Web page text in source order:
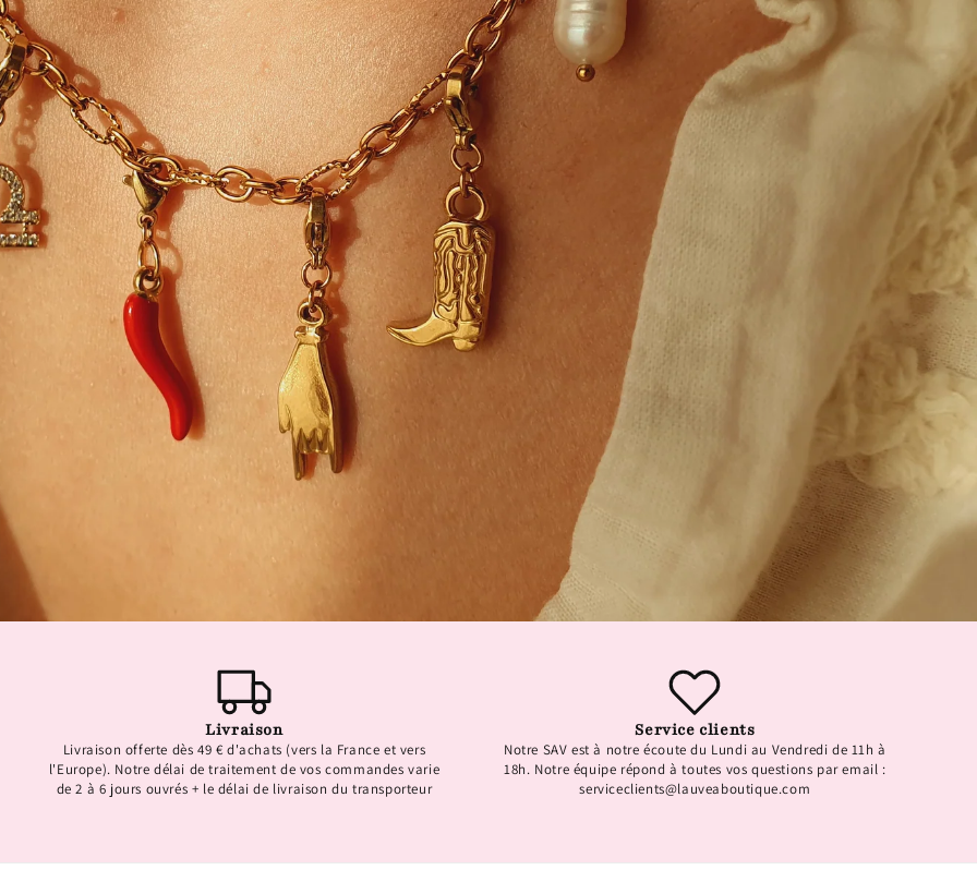
Livraison
Livraison offerte dès 49 € d'achats (vers la France et vers
l'Europe). Notre délai de traitement de vos commandes varie
de 2 à 6 jours ouvrés + le délai de livraison du transporteur
Service clients
Notre SAV est à notre écoute du Lundi au Vendredi de 11h à
18h. Notre équipe répond à toutes vos questions par email :
serviceclients@lauveaboutique.com